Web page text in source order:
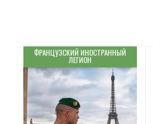
ФРАНЦУЗСКИЙ ИНОСТРАННЫЙ
ЛЕГИОН